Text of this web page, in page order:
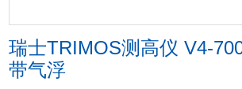
瑞士TRIMOS测高仪 V4-
带气浮